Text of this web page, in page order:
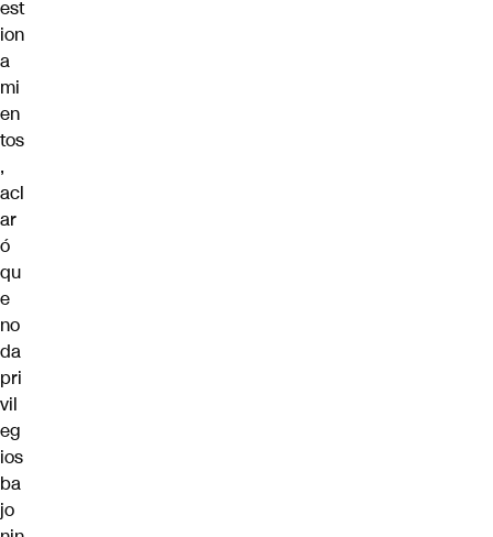
est
ion
a
mi
en
tos
,
acl
ar
ó
qu
e
no
da
pri
vil
eg
ios
ba
jo